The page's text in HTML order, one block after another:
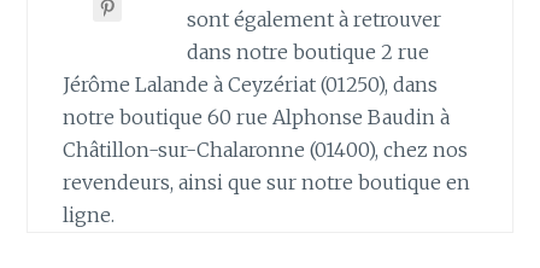
sont également à retrouver
dans notre boutique 2 rue
Jérôme Lalande à Ceyzériat (01250), dans
notre boutique 60 rue Alphonse Baudin à
Châtillon-sur-Chalaronne (01400), chez nos
revendeurs, ainsi que sur notre boutique en
ligne.